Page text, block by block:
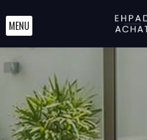
MENU